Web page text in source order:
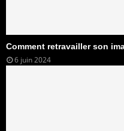
Comment retravailler son
6 juin 2024